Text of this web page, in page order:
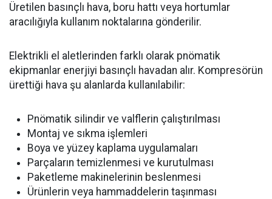
Üretilen basınçlı hava, boru hattı veya hortumlar
aracılığıyla kullanım noktalarına gönderilir.
Elektrikli el aletlerinden farklı olarak pnömatik
ekipmanlar enerjiyi basınçlı havadan alır. Kompresörün
ürettiği hava şu alanlarda kullanılabilir:
Pnömatik silindir ve valflerin çalıştırılması
Montaj ve sıkma işlemleri
Boya ve yüzey kaplama uygulamaları
Parçaların temizlenmesi ve kurutulması
Paketleme makinelerinin beslenmesi
Ürünlerin veya hammaddelerin taşınması